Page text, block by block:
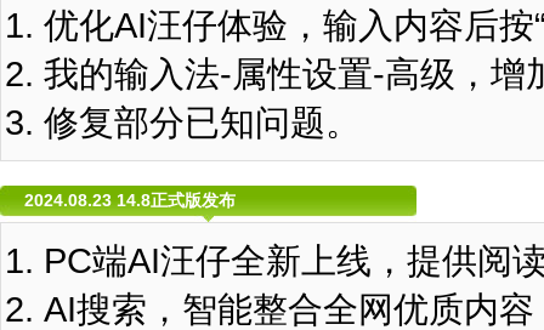
优化AI汪仔体验，输入内容后按
我的输入法-属性设置-高级，增
修复部分已知问题。
2024.08.23 14.8正式版发布
PC端AI汪仔全新上线，提供阅
AI搜索，智能整合全网优质内